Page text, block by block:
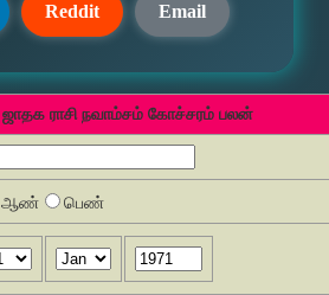
Reddit Email
ஜாதக ராசி நவாம்சம் கோச்சரம் பலன்
ஆண் பெண்